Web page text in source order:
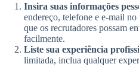
Insira suas informações
endereço, telefone e e-mail
que os recrutadores possam
facilmente.
Liste sua experiência
limitada, inclua qualquer